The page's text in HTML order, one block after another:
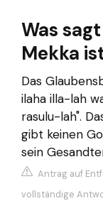
Was
Mekka
Das
ilaha illa-lah
rasulu-lah".
gibt keinen
sein
Antrag auf
vollständige